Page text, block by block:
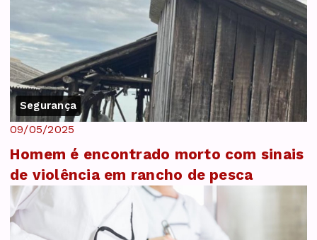
Segurança
09/05/2025
Homem é encontrado morto com sinais
de violência em rancho de pesca